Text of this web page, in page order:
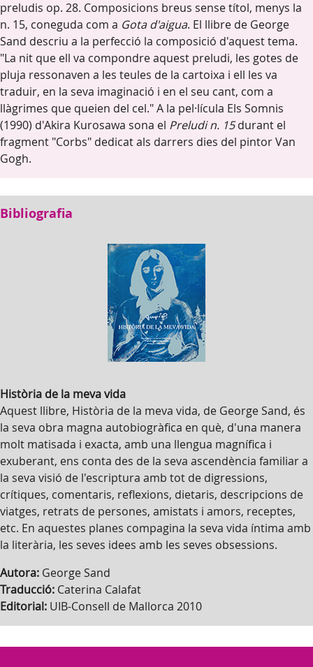
preludis op. 28. Composicions breus sense títol, menys la
n. 15, coneguda com a Gota d'aigua. El llibre de George
Sand descriu a la perfecció la composició d'aquest tema.
"La nit que ell va compondre aquest preludi, les gotes de
pluja ressonaven a les teules de la cartoixa i ell les va
traduir, en la seva imaginació i en el seu cant, com a
llàgrimes que queien del cel." A la pel·lícula Els Somnis
(1990) d'Akira Kurosawa sona el Preludi n. 15durant el
fragment "Corbs" dedicat als darrers dies del pintor Van
Gogh.
Bibliografia
Història de la meva vida
Aquest llibre, Història de la meva vida, de George Sand, és
la seva obra magna autobiogràfica en què, d'una manera
molt matisada i exacta, amb una llengua magnífica i
exuberant, ens conta des de la seva ascendència familiar a
la seva visió de l'escriptura amb tot de digressions,
crítiques, comentaris, reflexions, dietaris, descripcions de
viatges, retrats de persones, amistats i amors, receptes,
etc. En aquestes planes compagina la seva vida íntima amb
la literària, les seves idees amb les seves obsessions.
Autora: George Sand
Traducció: Caterina Calafat
Editorial: UIB-Consell de Mallorca 2010